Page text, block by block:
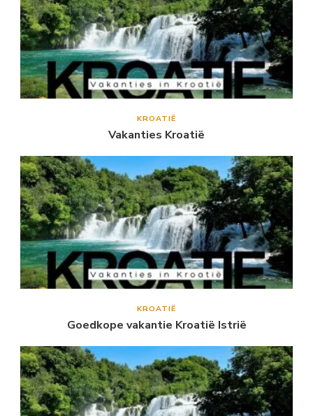
KROATIË
Vakanties Kroatië
KROATIË
Goedkope vakantie Kroatië Istrië